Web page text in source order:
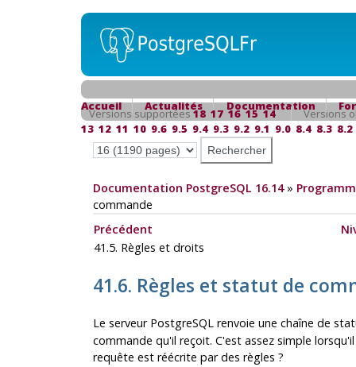
Accueil Actualités Documentation
Versions supportées18 17 16 15 14
Versions
13 12 11 10 9.6 9.5 9.4 9.3 9.2 9.1 9.0 8.4 8.3 8.2
Documentation PostgreSQL 16.14»
commande
Précédent
41.5. Règles et droits
41.6. Règles et statut de
Le serveur PostgreSQLrenvoie une chaîne de
commande qu'il reçoit. C'est assez simple
requête est réécrite par des règles ?